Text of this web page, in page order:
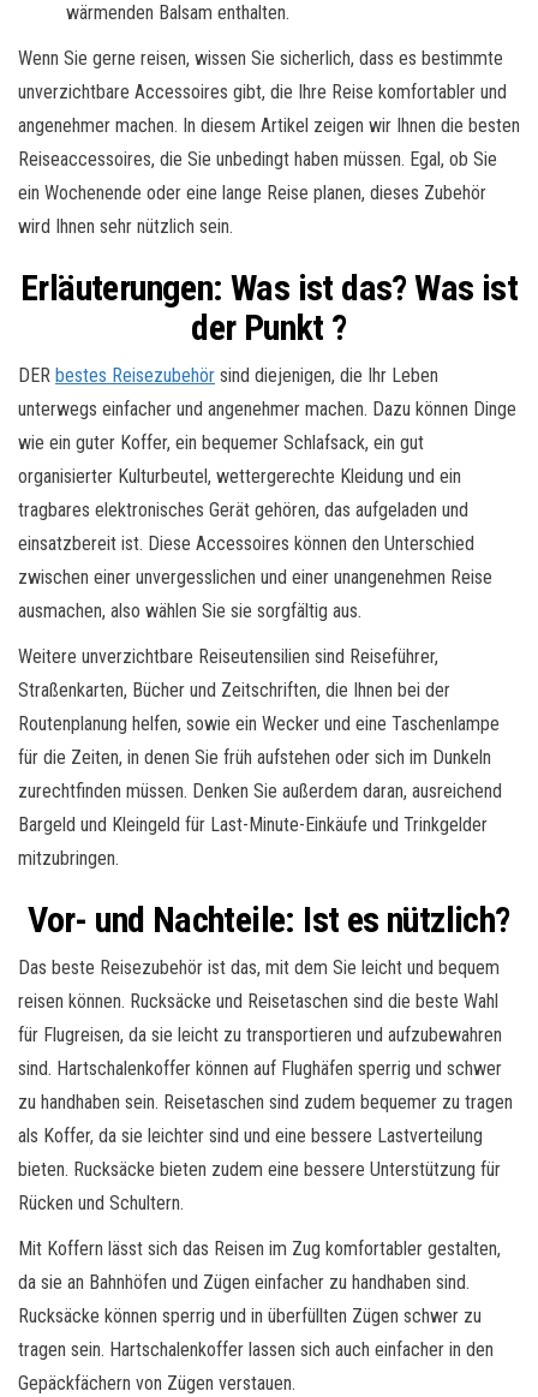
wärmenden Balsam enthalten.
Wenn Sie gerne reisen, wissen Sie sicherlich, dass es bestimmte
unverzichtbare Accessoires gibt, die Ihre Reise komfortabler und
angenehmer machen. In diesem Artikel zeigen wir Ihnen die besten
Reiseaccessoires, die Sie unbedingt haben müssen. Egal, ob Sie
ein Wochenende oder eine lange Reise planen, dieses Zubehör
wird Ihnen sehr nützlich sein.
Erläuterungen: Was ist das? Was ist
der Punkt ?
DER bestes Reisezubehör sind diejenigen, die Ihr Leben
unterwegs einfacher und angenehmer machen. Dazu können Dinge
wie ein guter Koffer, ein bequemer Schlafsack, ein gut
organisierter Kulturbeutel, wettergerechte Kleidung und ein
tragbares elektronisches Gerät gehören, das aufgeladen und
einsatzbereit ist. Diese Accessoires können den Unterschied
zwischen einer unvergesslichen und einer unangenehmen Reise
ausmachen, also wählen Sie sie sorgfältig aus.
Weitere unverzichtbare Reiseutensilien sind Reiseführer,
Straßenkarten, Bücher und Zeitschriften, die Ihnen bei der
Routenplanung helfen, sowie ein Wecker und eine Taschenlampe
für die Zeiten, in denen Sie früh aufstehen oder sich im Dunkeln
zurechtfinden müssen. Denken Sie außerdem daran, ausreichend
Bargeld und Kleingeld für Last-Minute-Einkäufe und Trinkgelder
mitzubringen.
Vor- und Nachteile: Ist es nützlich?
Das beste Reisezubehör ist das, mit dem Sie leicht und bequem
reisen können. Rucksäcke und Reisetaschen sind die beste Wahl
für Flugreisen, da sie leicht zu transportieren und aufzubewahren
sind. Hartschalenkoffer können auf Flughäfen sperrig und schwer
zu handhaben sein. Reisetaschen sind zudem bequemer zu tragen
als Koffer, da sie leichter sind und eine bessere Lastverteilung
bieten. Rucksäcke bieten zudem eine bessere Unterstützung für
Rücken und Schultern.
Mit Koffern lässt sich das Reisen im Zug komfortabler gestalten,
da sie an Bahnhöfen und Zügen einfacher zu handhaben sind.
Rucksäcke können sperrig und in überfüllten Zügen schwer zu
tragen sein. Hartschalenkoffer lassen sich auch einfacher in den
Gepäckfächern von Zügen verstauen.